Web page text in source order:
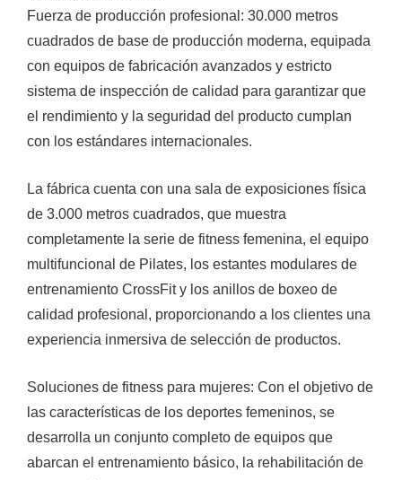
Fuerza de producción profesional: 30.000 metros
cuadrados de base de producción moderna, equipada
con equipos de fabricación avanzados y estricto
sistema de inspección de calidad para garantizar que
el rendimiento y la seguridad del producto cumplan
con los estándares internacionales.
La fábrica cuenta con una sala de exposiciones física
de 3.000 metros cuadrados, que muestra
completamente la serie de fitness femenina, el equipo
multifuncional de Pilates, los estantes modulares de
entrenamiento CrossFit y los anillos de boxeo de
calidad profesional, proporcionando a los clientes una
experiencia inmersiva de selección de productos.
Soluciones de fitness para mujeres: Con el objetivo de
las características de los deportes femeninos, se
desarrolla un conjunto completo de equipos que
abarcan el entrenamiento básico, la rehabilitación de